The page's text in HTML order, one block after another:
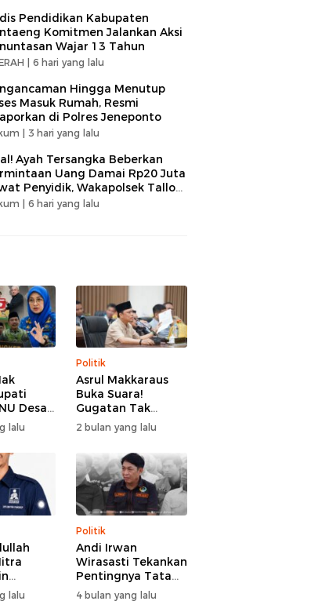
Pendidikan Kabupaten
Komitmen Jalankan Aksi
Wajar 13 Tahun
| 6 hari yang lalu
Hingga Menutup
Masuk Rumah, Resmi
di Polres Jeneponto
| 3 hari yang lalu
Ayah Tersangka Beberkan
Uang Damai Rp20 Juta
Penyidik, Wakapolsek Tallo
Soal Terima Uang Rp3
| 6 hari yang lalu
Desak
Fakta
lalu
Politik
Asrul Makkaraus
Buka Suara!
Gugatan Tak
Hentikan Hak
Angket DPRD
2 bulan yang lalu
PAN
2031
lalu
Politik
Andi Irwan
Wirasasti Tekankan
Pentingnya Tata
Kelola Terintegrasi
Sektor Peternakan
4 bulan yang lalu